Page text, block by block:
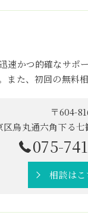
速かつ的確なサポ
た、初回の無料
〒604-
区烏丸通六角下る
075-
相談はこ